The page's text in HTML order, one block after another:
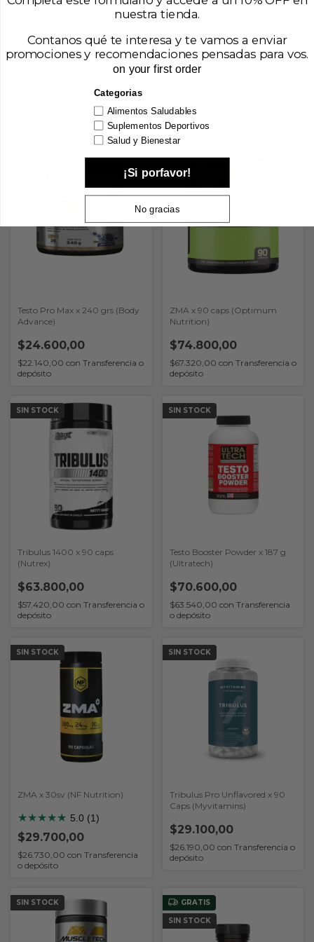
o depósito
Vigorcín Potencia Plus x 30
Caps (Geonat)
★★★ ★★ 4.0 (1)
$14.500,00
$13.050,00
Testo Pro Max x 240 grs (Body
Advance)
$24.600,00
$22.140,00 con Transferencia o
depósito
SIN STOCK
ZMA x 90 caps (Optimum
Nutrition)
$74.800,00
$67.320,00 con Transferencia o
depósito
SIN STOCK
Tribulus 1400 x 90 caps
(Nutrex)
$63.800,00
$57.420,00 con Transferencia o
depósito
SIN STOCK
Testo Booster Powder x 187 g
(Ultratech)
$70.600,00
$63.540,00 con Transferencia
o depósito
SIN STOCK
ZMA x 30sv (NF Nutrition)
★★★★★ 5.0 (1)
$29.700,00
$26.730,00 con Transferencia
o depósito
SIN STOCK
Tribulus Pro Unflavored x 90
Caps (Myvitamins)
$29.100,00
$26.190,00 con Transferencia o
depósito
SIN STOCK
GRATIS
SIN STOCK
nuestra tienda.
Contanos qué te interesa y te vamos a enviar
promociones y recomendaciones pensadas para vos.
on your first order
Categorias
Alimentos Saludables
Suplementos Deportivos
Salud y Bienestar
¡Si porfavor!
No gracias